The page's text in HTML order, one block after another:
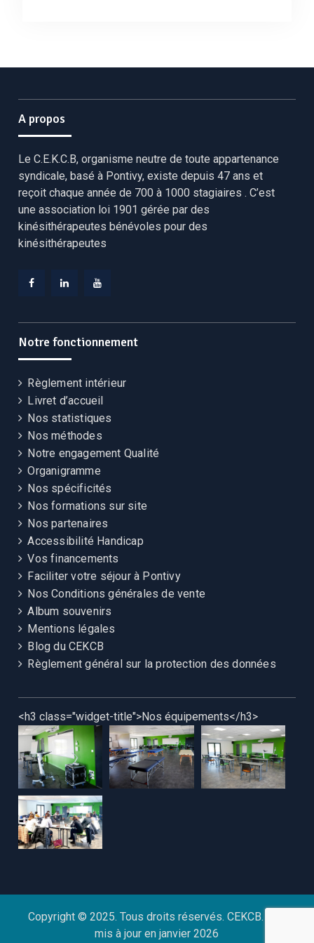
A propos
Le C.E.K.C.B, organisme neutre de toute appartenance
syndicale, basé à Pontivy, existe depuis 47 ans et
reçoit chaque année de 700 à 1000 stagiaires . C’est
une association loi 1901 gérée par des
kinésithérapeutes bénévoles pour des
kinésithérapeutes
CEKCBCEKCBCEKCB
Notre fonctionnement
Règlement intérieur
Livret d’accueil
Nos statistiques
Nos méthodes
Notre engagement Qualité
Organigramme
Nos spécificités
Nos formations sur site
Nos partenaires
Accessibilité Handicap
Vos financements
Faciliter votre séjour à Pontivy
Nos Conditions générales de vente
Album souvenirs
Mentions légales
Blog du CEKCB
Règlement général sur la protection des données
<h3 class="widget-title">Nos équipements</h3>
Copyright © 2025. Tous droits réservés. CEKCB. Site
mis à jour en janvier 2026